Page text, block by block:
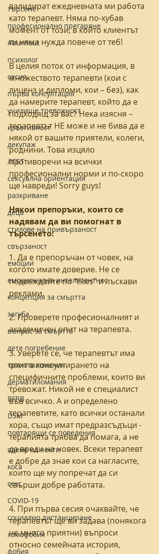
търсене
професионално прегаряне
#burnout
психолог
сесия
първа консултация
училище тревожност
креативност
декупаж
ЛГБТ
сексуална ориентация
разкриване
деца
стилове на привързаност
свързаност
емоции
емоционална интелигентнос
концепция за смъртта
загуба
въпрос за смъртта
дете погребение
трихотиломания
дерматиломания
BFRB
DSM
повтарящи се поведения
ядене на нокти
коса
секс
COVID-19
социално дистанциране
хомофобия
фобия
валидират ежедневната ми работа
като терапевт. Няма по-хубав
момент от този, в който клиентът
ти няма нужда повече от теб!
В целия поток от информация, в
множеството терапевти (кои с
лиценз и дипломи, кои – без), как
да намерите терапевт, който да е
подходящ за вас? Нека изясня –
терапевтът НЕ може и не бива да е
някой от вашите приятели, колеги,
роднини. Това изцяло
противоречи на всички
професионални норми и по-скоро
ще навреди! Sorry guys!
Някои препоръки, които се
надявам да ви помогнат в
търсенето:
1. Да е препоръчан от човек, на
когото имате доверие. Не се
подвеждайте по "likes" и лъскави
реклами.
2. Проверете професионалният и
академичен опит на терапевта.
3. Уверете се, че терапевтът има
опит в консултирането на
специфичните проблеми, които ви
тревожат. Никой не е специалист
във всичко. А и определено
терапевтите, като всички останали
хора, също имат предразсъдъци -
терапията трябва да помага, а не
да вреди на човек. Всеки терапевт
е добре да знае кои са нагласите,
които ще му попречат да си
свърши добре работата.
4. При първа сесия очаквайте, че
терапевтът ще ви задава (понякога
не много приятни) въпроси
относно семейната история,